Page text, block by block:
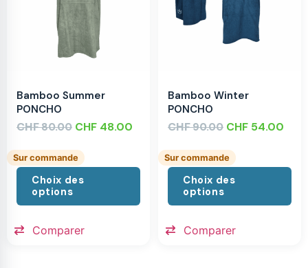
Bamboo Summer
PONCHO
CHF80.00 CHF 48.00
Sur commande
Choix des
options
Comparer
Bamboo Winter
PONCHO
CHF90.00 CHF 54.00
Sur commande
Choix des
options
Comparer